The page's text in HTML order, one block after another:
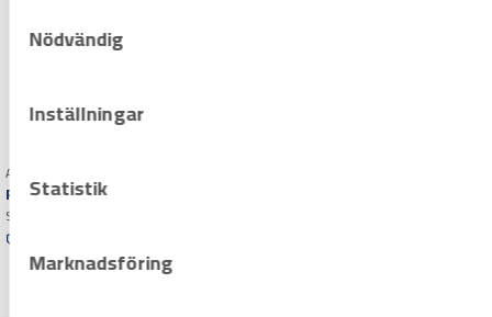
Nödvändig
Inställningar
Statistik
Marknadsföring
Art.nr H1000925
Rörrulle till Scorp/Exact
Stor enkel – passar 220/360
Varuko